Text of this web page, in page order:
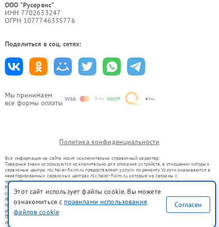
Мы принимаем
все формы оплаты
ООО "Русервис"
ИНН 7702633247
ОГРН 1077746335776
Поделиться в соц. сетях:
Политика конфиденциальности
Вся информация на сайте носит исключительно справочный характер.
Товарные знаки используются исключительно для описания устройств, в отношении которых
сервисные центры nlc.haier-fixim.ru предоставляют услуги по ремонту. Услуги оказываются в
неавторизованных сервисных центрах nlc.haier-fixim.ru, которые не связаны с
правообладателями товарных знаков или их официальными представителями.
Ремонт осуществляется для устройств, уже введенных в гражданский оборот в соответствии
со статьей 1487 ГК РФ.
Использование товарных знаков не преследует цели индивидуализации услуг или введения
потребителей в заблуждение, а служит для информирования о предоставляемых услугах по
ремонту техники указанных брендов.
Представленная на сайте информация не является публичной офертой, определяемой
положениями Статьи 437(2) Гражданского кодекса РФ
Этот сайт использует файлы cookie. Вы можете
ознакомиться с правилами использования
файлов cookie
Согласен